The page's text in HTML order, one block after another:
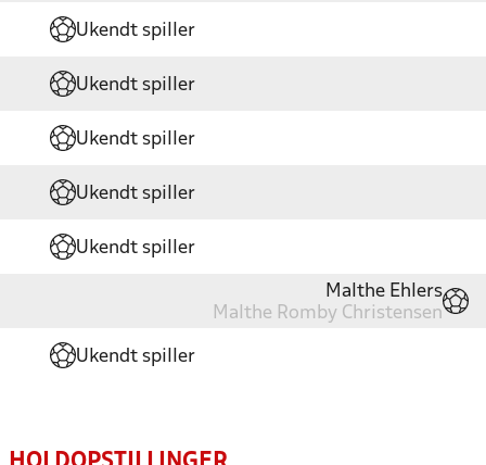
Ukendt spiller
Ukendt spiller
Ukendt spiller
Ukendt spiller
Ukendt spiller
Malthe Ehlers
Malthe Romby Christensen
Ukendt spiller